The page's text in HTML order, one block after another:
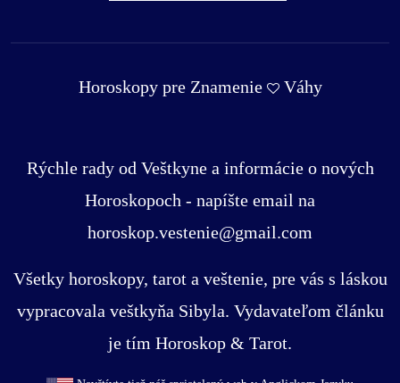
Horoskopy pre Znamenie Váhy
Rýchle rady od Veštkyne a informácie o nových
Horoskopoch - napíšte email na
horoskop.vestenie@gmail.com
Všetky horoskopy, tarot a veštenie, pre vás s láskou
vypracovala veštkyňa Sibyla. Vydavateľom článku
je tím Horoskop & Tarot.